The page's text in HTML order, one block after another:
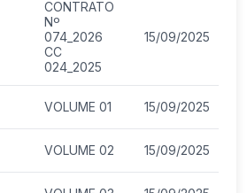
CONTRATO
Nº
074_2026
CC
024_2025
15/09/2025
VOLUME 01 15/09/2025
VOLUME 02 15/09/2025